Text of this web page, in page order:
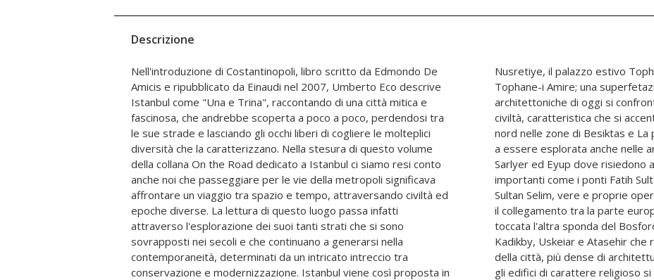
Descrizione
Nell'introduzione di Costantinopoli, libro scritto da Edmondo De
Amicis e ripubblicato da Einaudi nel 2007, Umberto Eco descrive
Istanbul come "Una e Trina", raccontando di una città mitica e
fascinosa, che andrebbe scoperta a poco a poco, perdendosi tra
le sue strade e lasciando gli occhi liberi di cogliere le molteplici
diversità che la caratterizzano. Nella stesura di questo volume
della collana On the Road dedicato a Istanbul ci siamo resi conto
anche noi che passeggiare per le vie della metropoli significava
affrontare un viaggio tra spazio e tempo, attraversando civiltà ed
epoche diverse. La lettura di questo luogo passa infatti
attraverso l'esplorazione dei suoi tanti strati che si sono
sovrapposti nei secoli e che continuano a generarsi nella
contemporaneità, determinati da un intricato intreccio tra
conservazione e modernizzazione. Istanbul viene così proposta in
Nusretiye, il palazzo estivo Tophane Kasri e la fonderia di cannoni
Tophane-i Amire; una superfetazione urbana dove opere
architettoniche di oggi si confrontano con quelle delle antiche
civiltà, caratteristica che si accentua ulteriormente spostandosi a
nord nelle zone di Besiktas e La parte europea della città continua
a essere esplorata anche nelle aree di Kagithane, Besiktas,
Sarlyer ed Eyup dove risiedono alcune delle infrastrutture più
importanti come i ponti Fatih Sultan Mehmet Koprusu e Yavuz
Sultan Selim, vere e proprie opere d'avanguardia, che consentono
il collegamento tra la parte europea e quella asiatica. Viene infine
toccata l'altra sponda del Bosforo; in particolare i distretti di
Kadikby, Uskeiar e Atasehir che rappresentano le aree di sviluppo
della città, più dense di architetture contemporanee, dove anche
gli edifici di carattere religioso si distinguono dalle moschee del